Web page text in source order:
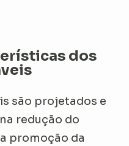
dos
são projetados e
redução do
promoção da